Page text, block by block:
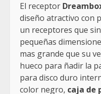
El receptor
diseño atractivo con
un receptores que
pequeñas
mas grande que su
hueco para ñadir la
para disco duro
color negro, caja de